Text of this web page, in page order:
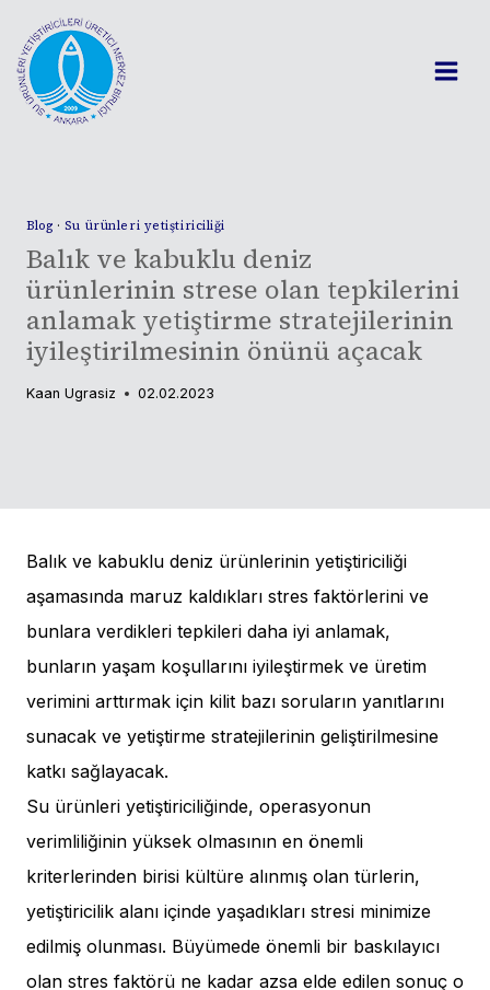
content
Blog · Su ürünleri yetiştiriciliği
Balık ve kabuklu deniz
ürünlerinin strese olan tepkilerini
anlamak yetiştirme stratejilerinin
iyileştirilmesinin önünü açacak
Kaan Ugrasiz 02.02.2023
Balık ve kabuklu deniz ürünlerinin yetiştiriciliği
aşamasında maruz kaldıkları stres faktörlerini ve
bunlara verdikleri tepkileri daha iyi anlamak,
bunların yaşam koşullarını iyileştirmek ve üretim
verimini arttırmak için kilit bazı soruların yanıtlarını
sunacak ve yetiştirme stratejilerinin geliştirilmesine
katkı sağlayacak.
Su ürünleri yetiştiriciliğinde, operasyonun
verimliliğinin yüksek olmasının en önemli
kriterlerinden birisi kültüre alınmış olan türlerin,
yetiştiricilik alanı içinde yaşadıkları stresi minimize
edilmiş olunması. Büyümede önemli bir baskılayıcı
olan stres faktörü ne kadar azsa elde edilen sonuç o